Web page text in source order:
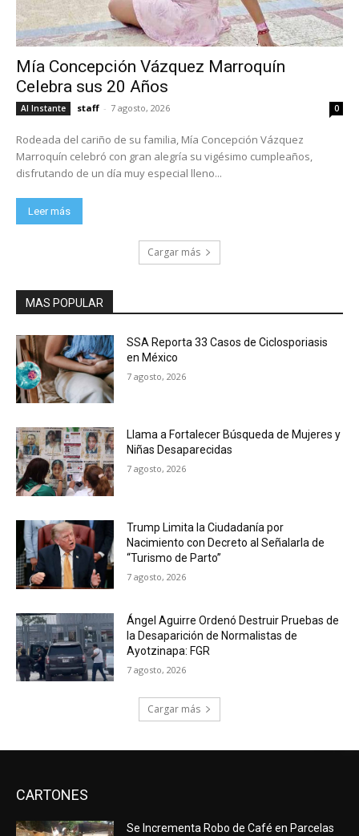
Mía Concepción Vázquez Marroquín
Celebra sus 20 Años
Al Instante staff - 7 agosto, 2026 0
Rodeada del cariño de su familia, Mía Concepción Vázquez
Marroquín celebró con gran alegría su vigésimo cumpleaños,
disfrutando de un día muy especial lleno...
Leer más
Cargar más
MAS POPULAR
SSA Reporta 33 Casos de Ciclosporiasis
en México
7 agosto, 2026
Llama a Fortalecer Búsqueda de Mujeres y
Niñas Desaparecidas
7 agosto, 2026
Trump Limita la Ciudadanía por
Nacimiento con Decreto al Señalarla de
“Turismo de Parto”
7 agosto, 2026
Ángel Aguirre Ordenó Destruir Pruebas de
la Desaparición de Normalistas de
Ayotzinapa: FGR
7 agosto, 2026
Cargar más
CARTONES
Se Incrementa Robo de Café en Parcelas